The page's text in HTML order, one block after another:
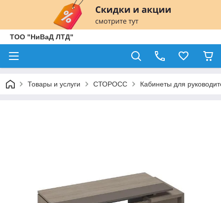
ТОО "НиВаД ЛТД"
Товары и услуги СТОРОСС Кабинеты для